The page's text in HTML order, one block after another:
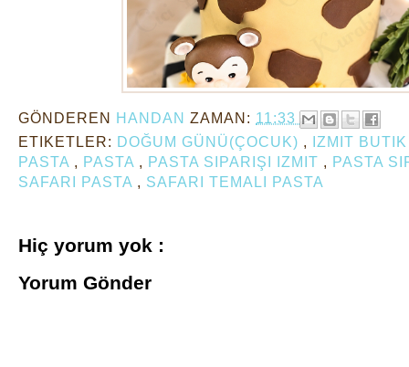
GÖNDEREN HANDAN ZAMAN: 11:33
ETIKETLER: DOĞUM GÜNÜ(ÇOCUK) ,
IZMIT
PASTA , PASTA , PASTA SIPARIŞI IZMIT , PASTA
SAFARI PASTA , SAFARI TEMALI PASTA
Hiç yorum yok :
Yorum Gönder